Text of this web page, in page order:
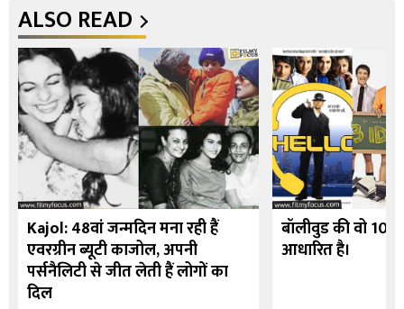
ALSO READ
Kajol: 48वां जन्मदिन मना रही हैं
एवरग्रीन ब्यूटी काजोल, अपनी
पर्सनैलिटी से जीत लेती हैं लोगों का
दिल
बॉलीवुड की वो 10
आधारित है।